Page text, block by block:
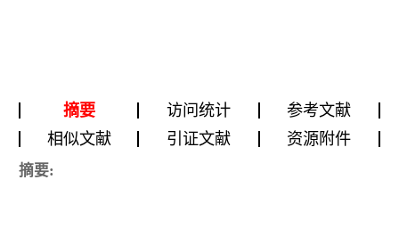
摘要 访问统计
参考文献
相似文献
引证文献 资源附件
摘要: